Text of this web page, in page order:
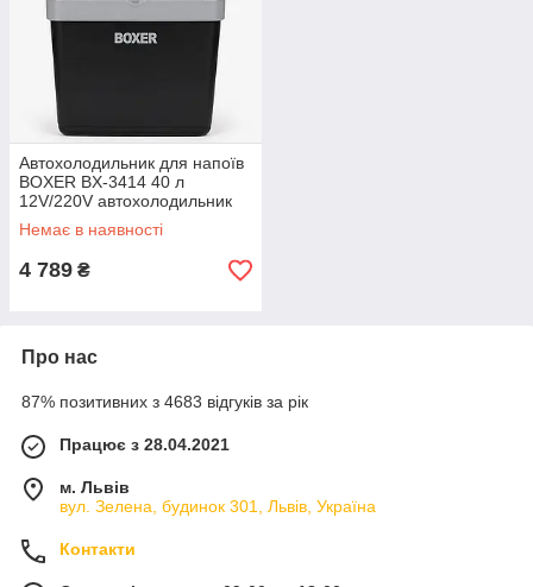
Автохолодильник для напоїв
BOXER BX-3414 40 л
12V/220V автохолодильник
для виїзду на природу
переносний холодильник
Немає в наявності
4 789 ₴
Про нас
87% позитивних з 4683 відгуків за рік
Працює з 28.04.2021
м. Львів
вул. Зелена, будинок 301, Львів, Україна
Контакти